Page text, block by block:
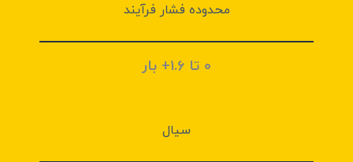
محدوده فشار فرآیند
۰ تا ۱.۶+ بار
سیال